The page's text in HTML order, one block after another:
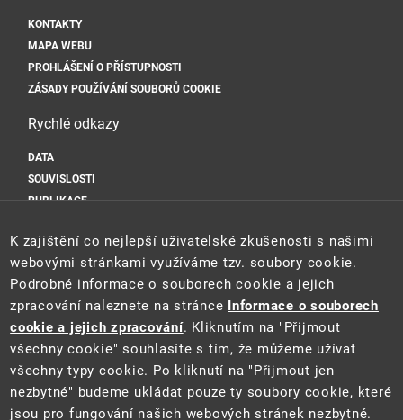
KONTAKTY
MAPA WEBU
PROHLÁŠENÍ O PŘÍSTUPNOSTI
ZÁSADY POUŽÍVÁNÍ SOUBORŮ COOKIE
Rychlé odkazy
DATA
SOUVISLOSTI
PUBLIKACE
Sociální sítě
Tento web je součástí Informačního systému pro statistiku a reporting
(STAR) projektu "Platforma pro statistiku, reporting a analýzy"
(CZ.06.3.05/0.0/0.0/16_028/0006498) financovaného z EU.
K zajištění co nejlepší uživatelské zkušenosti s našimi
webovými stránkami využíváme tzv. soubory cookie.
Podrobné informace o souborech cookie a jejich
zpracování naleznete na stránce Informace o souborech
cookie a jejich zpracování. Kliknutím na "Přijmout
všechny cookie" souhlasíte s tím, že můžeme užívat
všechny typy cookie. Po kliknutí na "Přijmout jen
nezbytné" budeme ukládat pouze ty soubory cookie, které
jsou pro fungování našich webových stránek nezbytné.